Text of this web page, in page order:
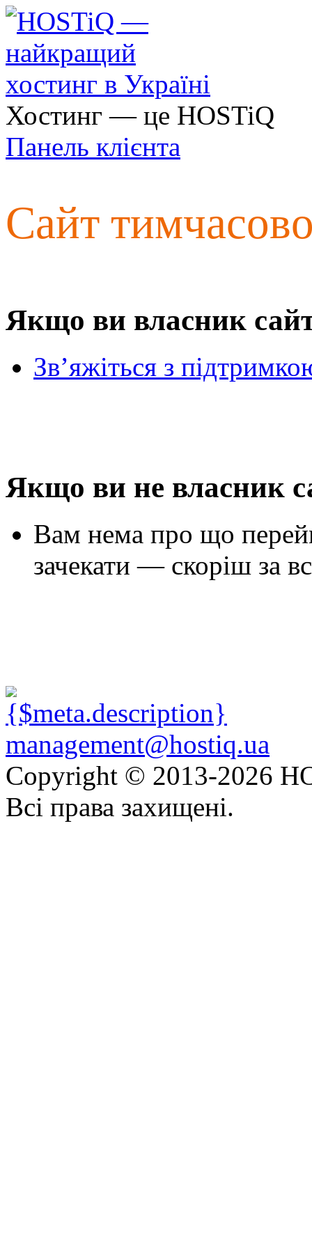
Хостинг — це HOSTiQ
Панель клієнта
Сайт
Якщо ви власник
Зв’яжіться з
Якщо ви не власник
Вам нема про що
зачекати — скоріш за
management@hostiq.ua
Copyright © 2013-2026
Всі права захищені.